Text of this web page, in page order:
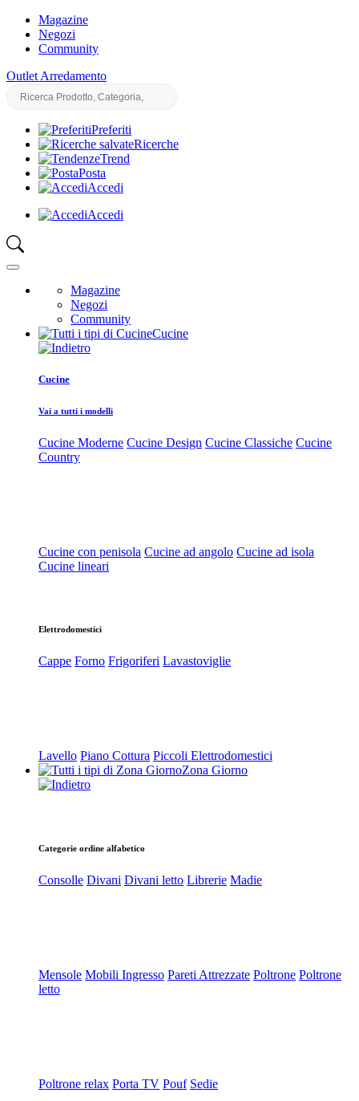
Magazine
Negozi
Community
Outlet Arredamento
Preferiti
Ricerche
Trend
Posta
Accedi
Accedi
Magazine
Negozi
Community
Cucine
Cucine
Vai a tutti i modelli
Cucine Moderne Cucine Design Cucine Classiche Cucine
Country
Cucine con penisola Cucine ad angolo Cucine ad isola
Cucine lineari
Elettrodomestici
Cappe Forno Frigoriferi Lavastoviglie
Lavello Piano Cottura Piccoli Elettrodomestici
Zona Giorno
Categorie ordine alfabetico
Consolle Divani Divani letto Librerie Madie
Mensole Mobili Ingresso Pareti Attrezzate Poltrone Poltrone
letto
Poltrone relax Porta TV Pouf Sedie